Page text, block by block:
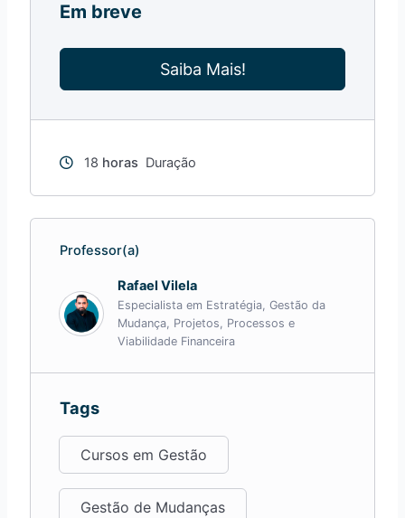
Em breve
Saiba Mais!
18 horas Duração
Professor(a)
Rafael Vilela
Especialista em Estratégia, Gestão da
Mudança, Projetos, Processos e
Viabilidade Financeira
Tags
Cursos em Gestão
Gestão de Mudanças